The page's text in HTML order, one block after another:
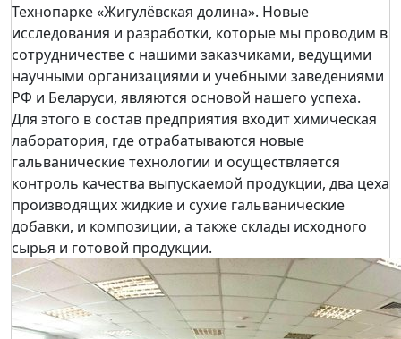
Технопарке «Жигулёвская долина». Новые
исследования и разработки, которые мы проводим в
сотрудничестве с нашими заказчиками, ведущими
научными организациями и учебными заведениями
РФ и Беларуси, являются основой нашего успеха.
Для этого в состав предприятия входит химическая
лаборатория, где отрабатываются новые
гальванические технологии и осуществляется
контроль качества выпускаемой продукции, два цеха
производящих жидкие и сухие гальванические
добавки, и композиции, а также склады исходного
сырья и готовой продукции.